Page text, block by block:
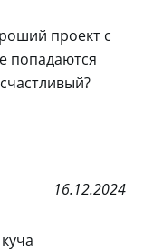
проект с
попадаются
16.12.2024